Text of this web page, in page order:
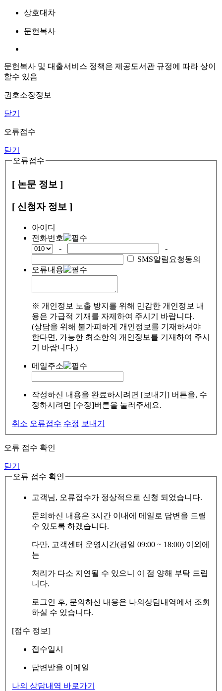
상호대차
문헌복사
문헌복사 및 대출서비스 정책은 제공도서관 규정에 따라 상이
할수 있음
권호소장정보
닫기
오류접수
닫기
오류접수
[ 논문 정보 ]
[ 신청자 정보 ]
아이디
전화번호
-
-
SMS알림요청동의
오류내용
※ 개인정보 노출 방지를 위해 민감한 개인정보 내
용은 가급적 기재를 자제하여 주시기 바랍니다.
(상담을 위해 불가피하게 개인정보를 기재하셔야
한다면, 가능한 최소한의 개인정보를 기재하여 주시
기 바랍니다.)
메일주소
작성하신 내용을 완료하시려면 [보내기] 버튼을, 수
정하시려면 [수정]버튼을 눌러주세요.
취소 오류접수 수정 보내기
오류 접수 확인
닫기
오류 접수 확인
고객님, 오류접수가 정상적으로 신청 되었습니다.
문의하신 내용은 3시간 이내에 메일로 답변을 드릴
수 있도록 하겠습니다.
다만, 고객센터 운영시간(평일 09:00 ~ 18:00) 이외에
는
처리가 다소 지연될 수 있으니 이 점 양해 부탁 드립
니다.
로그인 후, 문의하신 내용은 나의상담내역에서 조회
하실 수 있습니다.
[접수 정보]
접수일시
답변받을 이메일
나의 상담내역 바로가기